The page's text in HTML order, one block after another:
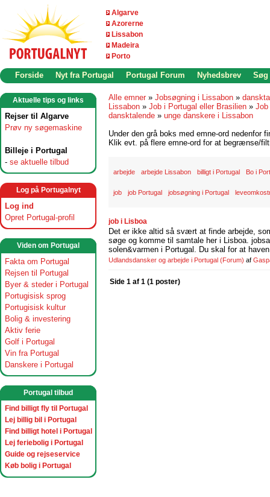
Algarve
Azorerne
Lissabon
Madeira
Porto
Forside Nyt fra Portugal Portugal Forum Nyhedsbrev Søg
Aktuelle tips og links
Rejser til Algarve
Prøv ny søgemaskine
Billeje i Portugal
- se aktuelle tilbud
Log på Portugalnyt
Log ind
Opret Portugal-profil
Viden om Portugal
Fakta om Portugal
Rejsen til Portugal
Byer & steder i Portugal
Portugisisk sprog
Portugisisk kultur
Bolig & investering
Aktiv ferie
Golf i Portugal
Vin fra Portugal
Danskere i Portugal
Portugal tilbud
Find billigt fly til Portugal
Lej billig bil i Portugal
Find billigt hotel i Portugal
Lej feriebolig i Portugal
Guide og rejseservice
Køb bolig i Portugal
Alle emner » Jobsøgning i Lissabon »
Lissabon » Job i Portugal eller Brasilien » Job
dansktalende » unge danskere i Lissabon
Under den grå boks med emne-ord nedenfor
Klik evt. på flere emne-ord for at begrænse/
arbejde arbejde Lissabon billigt i Portugal Bo i
job job Portugal jobsøgning i Portugal
job i Lisboa
Det er ikke altid så svært at finde arbejde,
søge og komme til samtale her i Lisboa.
solen&varmen i Portugal. Du skal for at
Udlandsdansker og arbejde i Portugal (Forum) af
Side 1 af 1 (1 poster)